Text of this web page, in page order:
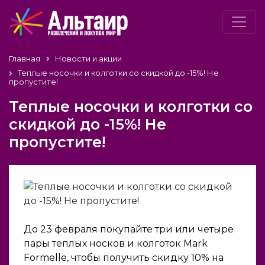
Главная
Новости и акции
Теплые носочки и колготки со скидкой до -15%! Не
пропустите!
Теплые носочки и колготки со
скидкой до -15%! Не
пропустите!
До 23 февраля покупайте три или четыре
пары теплых носков и колготок Mark
Formelle, чтобы получить скидку 10% на